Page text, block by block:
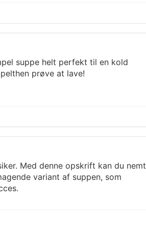
suppe helt perfekt til en kold
prøve at lave!
Med denne opskrift kan du nemt
variant af suppen, som